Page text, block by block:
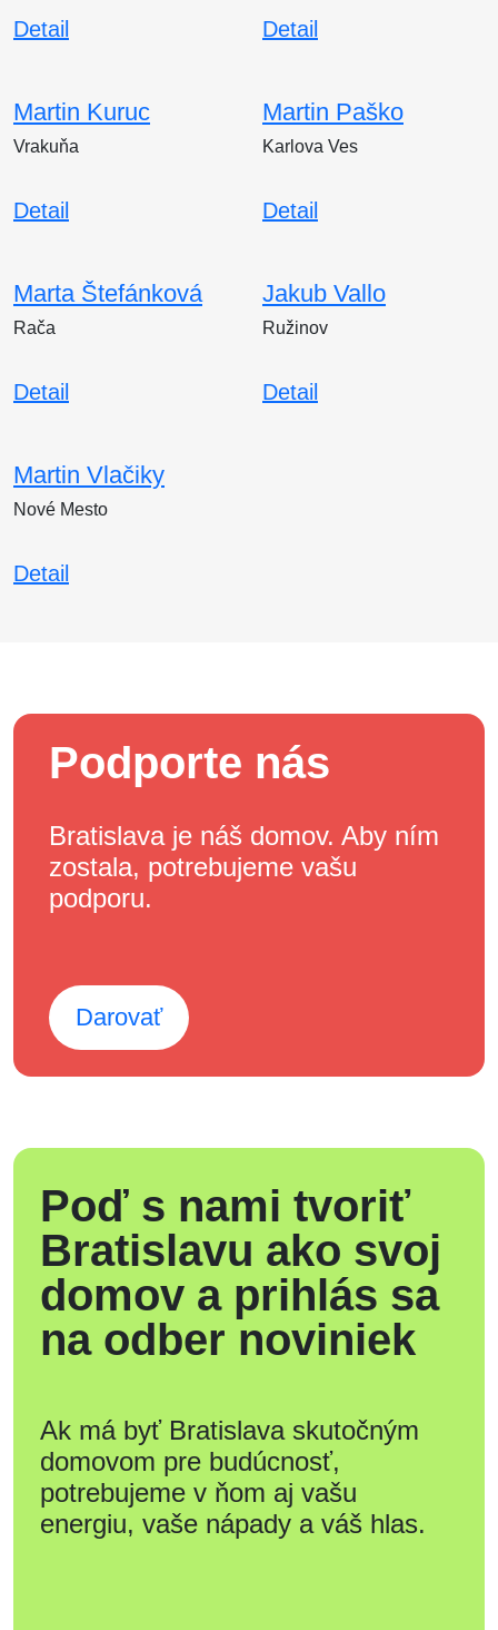
Detail Detail
Martin Kuruc
Vrakuňa
Detail
Martin Paško
Karlova Ves
Detail
Marta Štefánková
Rača
Detail
Jakub Vallo
Ružinov
Detail
Martin Vlačiky
Nové Mesto
Detail
Podporte nás
Bratislava je náš domov. Aby ním
zostala, potrebujeme vašu
podporu.
Darovať
Poď s nami tvoriť
Bratislavu ako svoj
domov a prihlás sa
na odber noviniek
Ak má byť Bratislava skutočným
domovom pre budúcnosť,
potrebujeme v ňom aj vašu
energiu, vaše nápady a váš hlas.